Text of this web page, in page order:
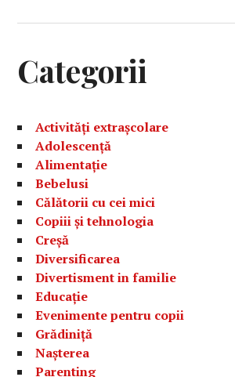
Categorii
Activități extrașcolare
Adolescență
Alimentație
Bebelusi
Călătorii cu cei mici
Copiii și tehnologia
Creșă
Diversificarea
Divertisment in familie
Educație
Evenimente pentru copii
Grădiniță
Nașterea
Parenting